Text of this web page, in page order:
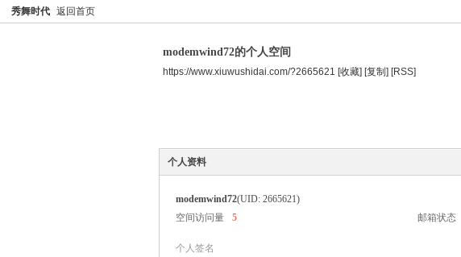
秀舞时代 返回首页
modemwind72的个人空间
https://www.xiuwushidai.com/?2665621 [收藏] [复制] [RSS]
个人资料
modemwind72(UID: 2665621)
空间访问量
5 邮箱状态
个人签名